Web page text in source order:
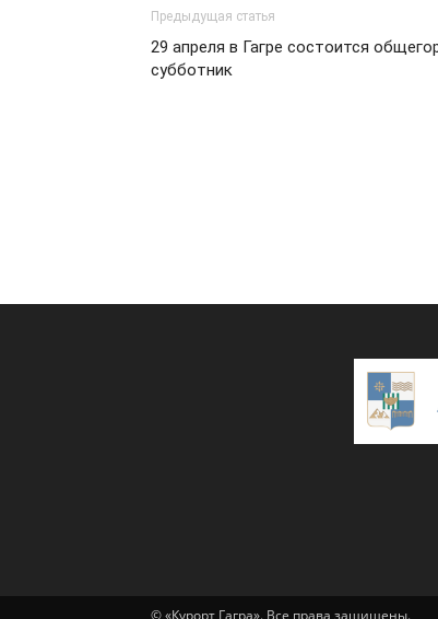
Предыдущая статья
29 апреля в Гагре состоится
субботник